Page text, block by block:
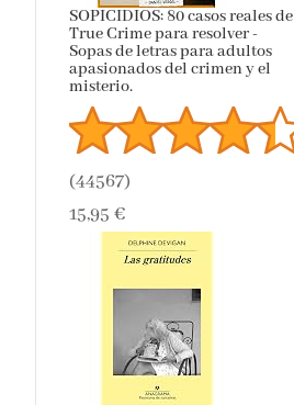
SOPICIDIOS: 80 casos reales de
True Crime para resolver -
Sopas de letras para adultos
apasionados del crimen y el
misterio.
(44567)
15,95 €